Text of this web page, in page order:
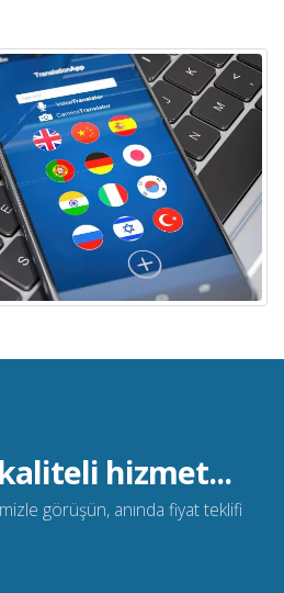
kaliteli hizmet...
görüşün, anında fiyat teklifi